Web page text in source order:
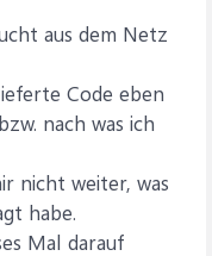
aus dem Netz
Code eben
nach was ich
nicht weiter, was
habe.
Mal darauf